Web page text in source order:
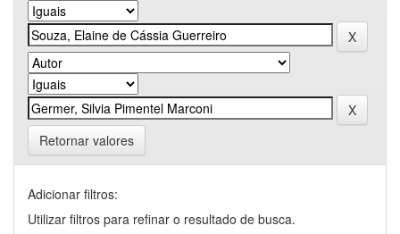
Retornar valores
Adicionar filtros:
Utilizar filtros para refinar o resultado de busca.